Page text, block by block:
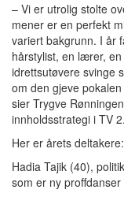
– Vi er utrolig stolte
mener er en perfekt
variert bakgrunn. I år
hårstylist, en lærer,
idrettsutøvere svinge
om den gjeve
sier Trygve
innholdsstrategi i TV 2.
Her er årets deltakere:
Hadia Tajik (40),
som er ny